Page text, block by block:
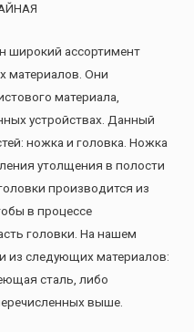
широкий ассортимент
материалов. Они
материала,
устройствах. Данный
ножка и головка. Ножка
утолщения в полости
производится из
в процессе
головки. На нашем
из следующих материалов:
сталь, либо
выше.